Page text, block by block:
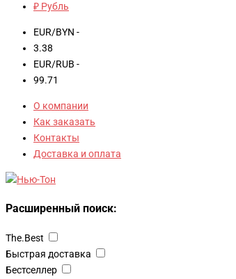
₽ Рубль
EUR/BYN -
3.38
EUR/RUB -
99.71
О компании
Как заказать
Контакты
Доставка и оплата
Расширенный поиск:
The.Best
Быстрая доставка
Бестселлер